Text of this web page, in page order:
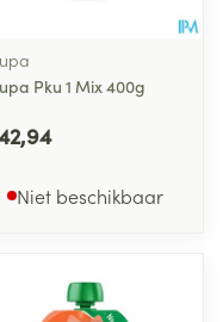
Pku 1 Mix 400g
Niet beschikbaar